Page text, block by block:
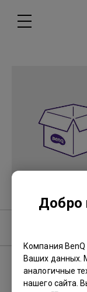
Добро
Компания
Ваших данных.
аналогичные
нашего сайта.
Программное